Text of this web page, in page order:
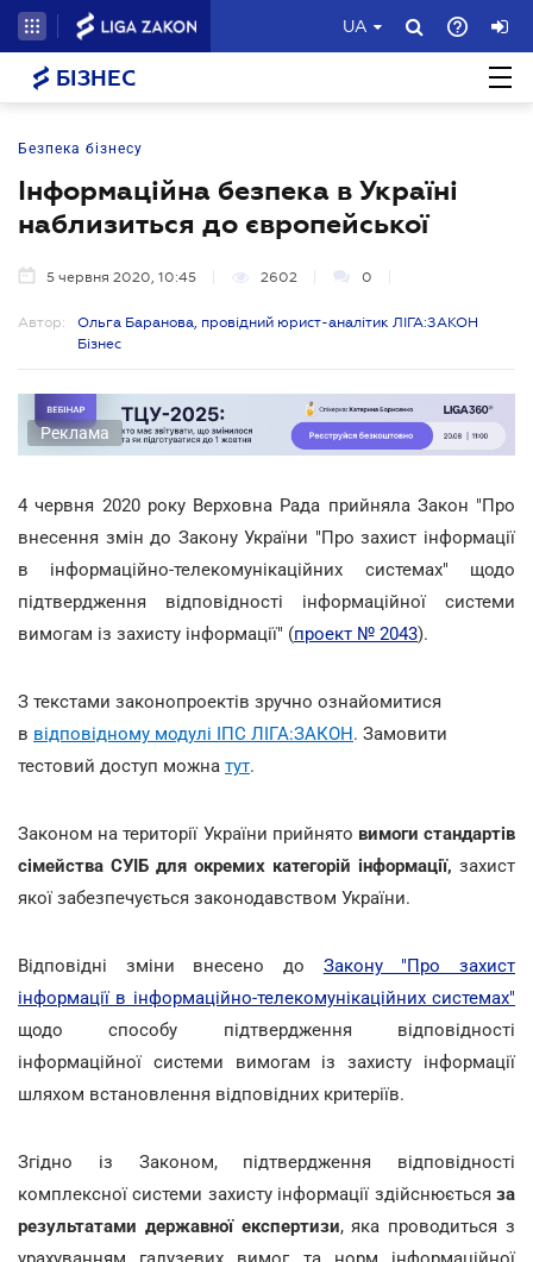
UA
БІЗНЕС
Безпека бізнесу
Інформаційна безпека в Україні
наблизиться до європейської
5 червня 2020, 10:45 2602 0
Автор:
Ольга Баранова, провідний юрист-аналітик ЛІГА:ЗАКОН
Бізнес
Реклама
4 червня 2020 року Верховна Рада прийняла Закон "Про
внесення змін до Закону України "Про захист інформації
в інформаційно-телекомунікаційних системах" щодо
підтвердження відповідності інформаційної системи
вимогам із захисту інформації" (проект № 2043).
З текстами законопроектів зручно ознайомитися
в відповідному модулі ІПС ЛІГА:ЗАКОН. Замовити
тестовий доступ можна тут.
Законом на території України прийнято вимоги стандартів
сімейства СУІБ для окремих категорій інформації, захист
якої забезпечується законодавством України.
Відповідні зміни внесено до Закону "Про захист
інформації в інформаційно-телекомунікаційних системах"
щодо способу підтвердження відповідності
інформаційної системи вимогам із захисту інформації
шляхом встановлення відповідних критеріїв.
Згідно із Законом, підтвердження відповідності
комплексної системи захисту інформації здійснюється за
результатами державної експертизи, яка проводиться з